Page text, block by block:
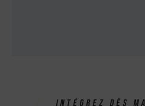
Intégrez dès